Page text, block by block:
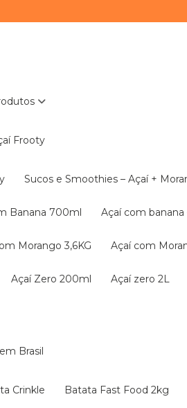
Frooty
Sucos e Smoothies – Açaí +
Banana 700ml Açaí com
Morango 3,6KG Açaí com
Açaí Zero 200ml Açaí zero 2L
Bem Brasil
Crinkle Batata Fast Food 2kg